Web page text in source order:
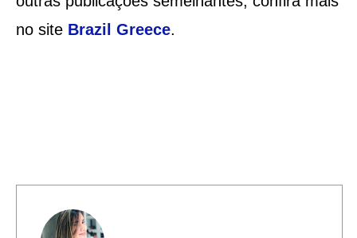
no site Brazil Greece.